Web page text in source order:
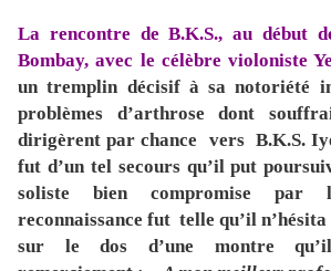
La rencontre de B.K.S., au début
Bombay, avec le célèbre violoniste
un tremplin décisif à sa notoriété
problèmes d’arthrose dont
dirigèrent par chance vers B.K.S.
fut d’un tel secours qu’il put
soliste bien compromise par
reconnaissance fut telle qu’il
sur le dos d’une montre